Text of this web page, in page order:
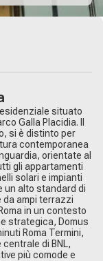
situato
Galla Placidia. Il
si è distinto per
contemporanea
orientate al
gli appartamenti
solari e impianti
un alto standard di
ampi terrazzi
in un contesto
strategica, Domus
Roma Termini,
centrale di BNL,
più comode e